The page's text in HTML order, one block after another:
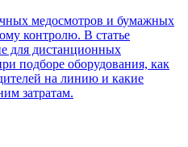
медосмотров и бумажных
контролю. В статье
для дистанционных
подборе оборудования, как
на линию и какие
затратам.